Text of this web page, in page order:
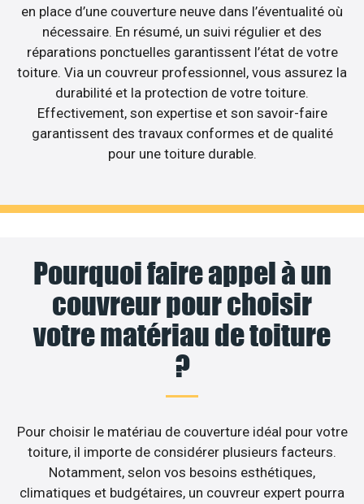
en place d’une couverture neuve dans l’éventualité où
nécessaire. En résumé, un suivi régulier et des
réparations ponctuelles garantissent l’état de votre
toiture. Via un couvreur professionnel, vous assurez la
durabilité et la protection de votre toiture.
Effectivement, son expertise et son savoir-faire
garantissent des travaux conformes et de qualité
pour une toiture durable.
Pourquoi faire appel à un
couvreur pour choisir
votre matériau de toiture
?
Pour choisir le matériau de couverture idéal pour votre
toiture, il importe de considérer plusieurs facteurs.
Notamment, selon vos besoins esthétiques,
climatiques et budgétaires, un couvreur expert pourra